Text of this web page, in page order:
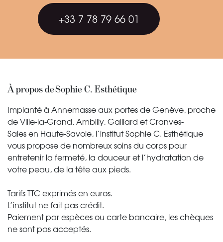
+33 7 78 79 66 01
À propos de Sophie C. Esthétique
Implanté à Annemasse aux portes de Genève, proche
de Ville-la-Grand, Ambilly, Gaillard et Cranves-
Sales en Haute-Savoie, l’institut Sophie C. Esthétique
vous propose de nombreux soins du corps pour
entretenir la fermeté, la douceur et l’hydratation de
votre peau, de la tête aux pieds.
Tarifs TTC exprimés en euros.
L’institut ne fait pas crédit.
Paiement par espèces ou carte bancaire, les chèques
ne sont pas acceptés.